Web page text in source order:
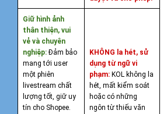
Giữ hình ảnh
thân thiện, vui
vẻ và chuyên
nghiệp: Đảm bảo
mang tới user
một phiên
livestream chất
lượng tốt, giữ uy
tín cho Shopee.
KHÔNG la hét, sử
dụng từ ngữ vi
phạm: KOL không la
hét, mất kiểm soát
hoặc có những
ngôn từ thiếu văn